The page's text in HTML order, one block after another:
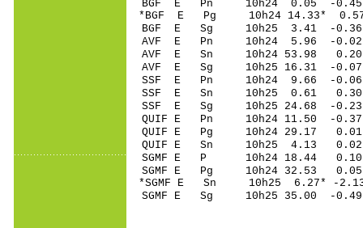
BGF E Pn 10h24 0.05 -0.45
*BGF E Pg 10h24 14.33*
BGF E Sg 10h25 3.41 -
AVF E Pn 10h24 5.96 -0.02
AVF E Sn 10h24 53.98 0.20
AVF E Sg 10h25 16.31 -
SSF E Pn 10h24 9.66 -0.06
SSF E Sn 10h25 0.61 0.30
SSF E Sg 10h25 24.68 -
QUIF E Pn 10h24 11.50 -0.37
QUIF E Pg 10h24 29.17 0.01
QUIF E Sn 10h25 4.13
SGMF E P 10h24 18.44 0.10
SGMF E Pg 10h24 32.53 0.05
*SGMF E Sn 10h25 6.27* -
SGMF E Sg 10h25 35.00 -